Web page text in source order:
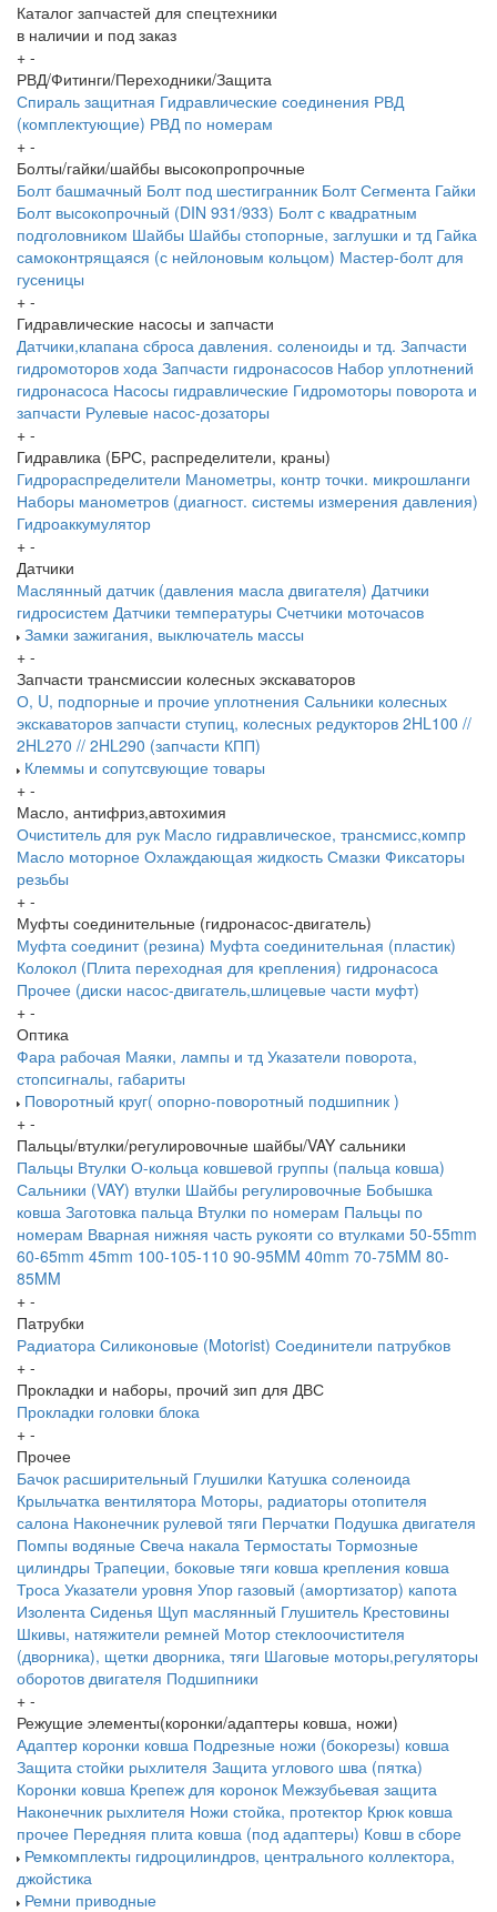
Каталог запчастей для спецтехники
в наличии и под заказ
+ -
РВД/Фитинги/Переходники/Защита
Спираль защитная Гидравлические соединения РВД
(комплектующие) РВД по номерам
+ -
Болты/гайки/шайбы высокопропрочные
Болт башмачный Болт под шестигранник Болт Сегмента Гайки
Болт высокопрочный (DIN 931/933) Болт с квадратным
подголовником Шайбы Шайбы стопорные, заглушки и тд Гайка
самоконтрящаяся (с нейлоновым кольцом) Мастер-болт для
гусеницы
+ -
Гидравлические насосы и запчасти
Датчики,клапана сброса давления. соленоиды и тд. Запчасти
гидромоторов хода Запчасти гидронасосов Набор уплотнений
гидронасоса Насосы гидравлические Гидромоторы поворота и
запчасти Рулевые насос-дозаторы
+ -
Гидравлика (БРС, распределители, краны)
Гидрораспределители Манометры, контр точки. микрошланги
Наборы манометров (диагност. системы измерения давления)
Гидроаккумулятор
+ -
Датчики
Маслянный датчик (давления масла двигателя) Датчики
гидросистем Датчики температуры Счетчики моточасов
Замки зажигания, выключатель массы
+ -
Запчасти трансмиссии колесных экскаваторов
О, U, подпорные и прочие уплотнения Сальники колесных
экскаваторов запчасти ступиц, колесных редукторов 2HL100 //
2HL270 // 2HL290 (запчасти КПП)
Клеммы и сопутсвующие товары
+ -
Масло, антифриз,автохимия
Очиститель для рук Масло гидравлическое, трансмисс,компр
Масло моторное Охлаждающая жидкость Смазки Фиксаторы
резьбы
+ -
Муфты соединительные (гидронасос-двигатель)
Муфта соединит (резина) Муфта соединительная (пластик)
Колокол (Плита переходная для крепления) гидронасоса
Прочее (диски насос-двигатель,шлицевые части муфт)
+ -
Оптика
Фара рабочая Маяки, лампы и тд Указатели поворота,
стопсигналы, габариты
Поворотный круг( опорно-поворотный подшипник )
+ -
Пальцы/втулки/регулировочные шайбы/VAY сальники
Пальцы Втулки О-кольца ковшевой группы (пальца ковша)
Сальники (VAY) втулки Шайбы регулировочные Бобышка
ковша Заготовка пальца Втулки по номерам Пальцы по
номерам Вварная нижняя часть рукояти со втулками 50-55mm
60-65mm 45mm 100-105-110 90-95MM 40mm 70-75MM 80-
85MM
+ -
Патрубки
Радиатора Силиконовые (Motorist) Соединители патрубков
+ -
Прокладки и наборы, прочий зип для ДВС
Прокладки головки блока
+ -
Прочее
Бачок расширительный Глушилки Катушка соленоида
Крыльчатка вентилятора Моторы, радиаторы отопителя
салона Наконечник рулевой тяги Перчатки Подушка двигателя
Помпы водяные Свеча накала Термостаты Тормозные
цилиндры Трапеции, боковые тяги ковша крепления ковша
Троса Указатели уровня Упор газовый (амортизатор) капота
Изолента Сиденья Щуп маслянный Глушитель Крестовины
Шкивы, натяжители ремней Мотор стеклоочистителя
(дворника), щетки дворника, тяги Шаговые моторы,регуляторы
оборотов двигателя Подшипники
+ -
Режущие элементы(коронки/адаптеры ковша, ножи)
Адаптер коронки ковша Подрезные ножи (бокорезы) ковша
Защита стойки рыхлителя Защита углового шва (пятка)
Коронки ковша Крепеж для коронок Межзубьевая защита
Наконечник рыхлителя Ножи стойка, протектор Крюк ковша
прочее Передняя плита ковша (под адаптеры) Ковш в сборе
Ремкомплекты гидроцилиндров, центрального коллектора,
джойстика
Ремни приводные